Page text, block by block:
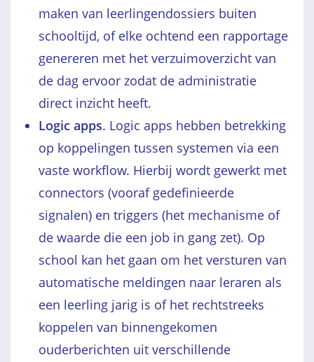
maken van leerlingendossiers buiten
schooltijd, of elke ochtend een rapportage
genereren met het verzuimoverzicht van
de dag ervoor zodat de administratie
direct inzicht heeft.
Logic apps. Logic apps hebben betrekking
op koppelingen tussen systemen via een
vaste workflow. Hierbij wordt gewerkt met
connectors (vooraf gedefinieerde
signalen) en triggers (het mechanisme of
de waarde die een job in gang zet). Op
school kan het gaan om het versturen van
automatische meldingen naar leraren als
een leerling jarig is of het rechtstreeks
koppelen van binnengekomen
ouderberichten uit verschillende